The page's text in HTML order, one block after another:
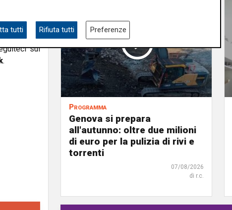
sul
.
Programma
Genova si prepara
all'autunno: oltre due milioni
di euro per la pulizia di rivi e
torrenti
07/08/2026
di r.c.
tutti Rifiuta tutti Preferenze